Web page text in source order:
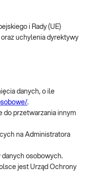
i Rady (UE)
uchylenia dyrektywy
danych, o ile
.
do przetwarzania innym
na Administratora
osobowych.
jest Urząd Ochrony